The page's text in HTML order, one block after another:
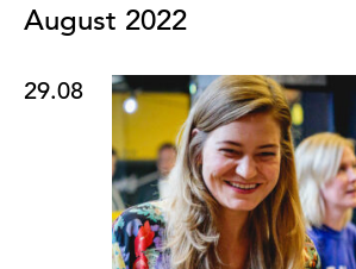
August 2022
29.08